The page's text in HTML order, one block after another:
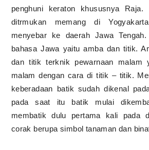
penghuni keraton khususnya
ditrmukan memang di
menyebar ke daerah Jawa
bahasa Jawa yaitu amba dan titik.
dan titik terknik pewarnaan malam
malam dengan cara di titik – titik.
keberadaan batik sudah dikenal
pada saat itu batik mulai
membatik dulu pertama kali pada
corak berupa simbol tanaman dan